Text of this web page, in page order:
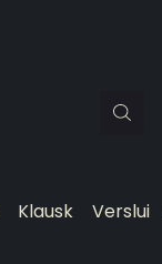
Klausk Verslui